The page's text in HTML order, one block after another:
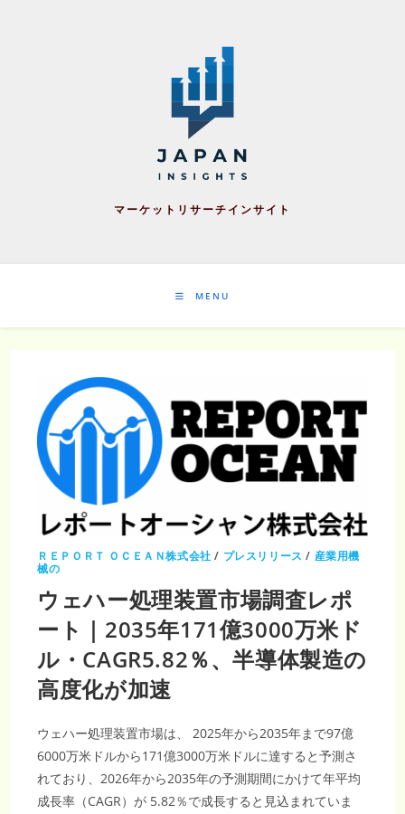
マーケットリサーチインサイト
MENU
ＲＥＰＯＲＴ ＯＣＥＡＮ株式会社 / プレスリリース / 産業用機
械の
ウェハー処理装置市場調査レポ
ート｜2035年171億3000万米ド
ル・CAGR5.82％、半導体製造の
高度化が加速
ウェハー処理装置市場は、 2025年から2035年まで97億
6000万米ドルから171億3000万米ドルに達すると予測さ
れており、2026年から2035年の予測期間にかけて年平均
成長率（CAGR）が 5.82％で成長すると見込まれていま